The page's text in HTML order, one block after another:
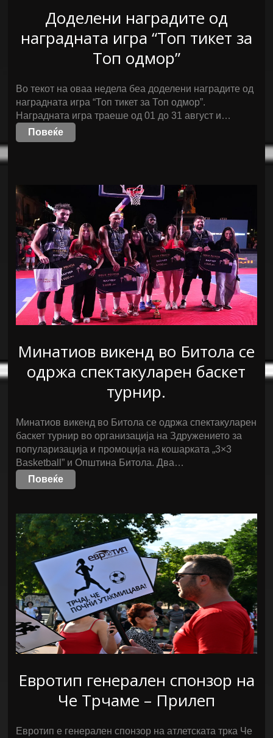
Доделени наградите од
наградната игра “Топ тикет за
Топ одмор”
Во текот на оваа недела беа доделени наградите од
наградната игра “Топ тикет за Топ одмор”.
Наградната игра траеше од 01 до 31 август и…
Повеќе
Минатиов викенд во Битола се
одржа спектакуларен баскет
турнир.
Минатиов викенд во Битола се одржа спектакуларен
баскет турнир во организација на Здружението за
популаризација и промоција на кошарката „3×3
Basketball” и Општина Битола. Два…
Повеќе
Евротип генерален спонзор на
Че Трчаме – Прилеп
Евротип е генерален спонзор на атлетската трка Че